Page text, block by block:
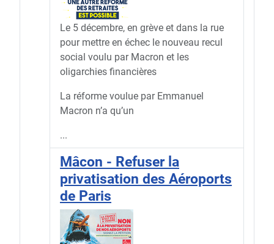
Le 5 décembre, en grève et dans la rue
pour mettre en échec le nouveau recul
social voulu par Macron et les
oligarchies financières
La réforme voulue par Emmanuel
Macron n’a qu’un
...
Mâcon - Refuser la
privatisation des Aéroports
de Paris